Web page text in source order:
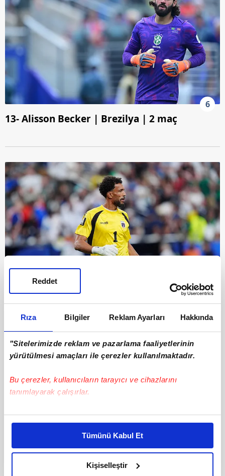
Rıza Bilgiler Reklam Ayarları Hakkında
"Sitelerimizde reklam ve pazarlama faaliyetlerinin
yürütülmesi amaçları ile çerezler kullanılmaktadır.
Bu çerezler, kullanıcıların tarayıcı ve cihazlarını
tanımlayarak çalışırlar.
Bu çerezlere izin vermeniz halinde sizlere özel
daha iyi reklam deneyimi yaşatabiliriz. Bunu yaparken
amacımızın size daha iyi bir reklam deneyimi sunmak
olduğunu ve sizlere en iyi içerikleri sunabilmek adına
Tümünü Kabul Et
Kişiselleştir
Reddet
6
13- Alisson Becker | Brezilya | 2 maç
7
12- Vozinha | Yeşil Burun Adaları | 2 maç